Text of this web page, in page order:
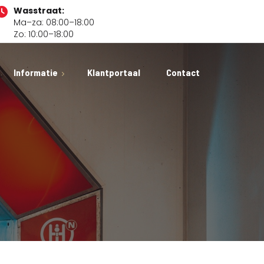
Wasstraat:
Ma–za: 08:00–18:00
Zo: 10:00–18:00
Informatie
Carwash
vragen
Klantportaal Contact